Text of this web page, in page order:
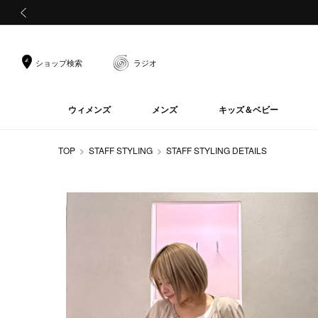
ショップ検索 ラジオ
ウィメンズ メンズ キッズ＆ベビー
TOP STAFF STYLING STAFF STYLING DETAILS